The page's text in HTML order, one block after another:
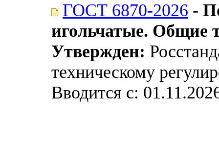
ГОСТ 6870-2026 -
игольчатые. Общие
Утвержден:
техническому
Вводится с: